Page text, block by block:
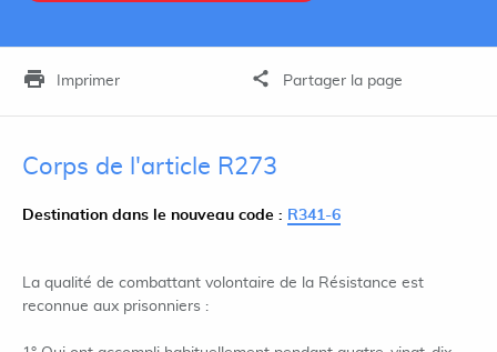
Imprimer Partager la page
Corps de l'article R273
Destination dans le nouveau code : R341-6
La qualité de combattant volontaire de la Résistance est
reconnue aux prisonniers :